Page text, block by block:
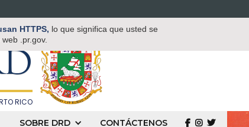
HTTPS, lo que significa que usted se
.pr.gov.
DE
RICO
SOBRE DRD CONTÁCTENOS   